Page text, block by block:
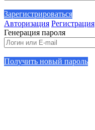
Зарегистрироваться
Авторизация Регистрация
Генерация пароля
Получить новый пароль